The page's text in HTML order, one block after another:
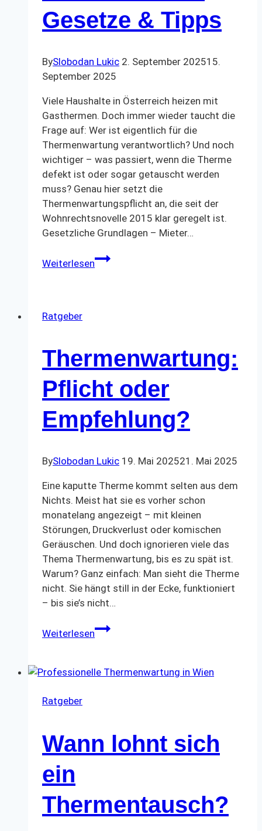
Gesetze & Tipps
BySlobodan Lukic 2. September 202515.
September 2025
Viele Haushalte in Österreich heizen mit
Gasthermen. Doch immer wieder taucht die
Frage auf: Wer ist eigentlich für die
Thermenwartung verantwortlich? Und noch
wichtiger – was passiert, wenn die Therme
defekt ist oder sogar getauscht werden
muss? Genau hier setzt die
Thermenwartungspflicht an, die seit der
Wohnrechtsnovelle 2015 klar geregelt ist.
Gesetzliche Grundlagen – Mieter…
Weiterlesen
Thermenwartungspflicht
in
Ratgeber
Thermenwartung:
Pflicht oder
Empfehlung?
BySlobodan Lukic 19. Mai 202521. Mai 2025
Eine kaputte Therme kommt selten aus dem
Nichts. Meist hat sie es vorher schon
monatelang angezeigt – mit kleinen
Störungen, Druckverlust oder komischen
Geräuschen. Und doch ignorieren viele das
Thema Thermenwartung, bis es zu spät ist.
Warum? Ganz einfach: Man sieht die Therme
nicht. Sie hängt still in der Ecke, funktioniert
– bis sie’s nicht…
Weiterlesen
Thermenwartung:
Pflicht
Empfehlung?
Ratgeber
Wann lohnt sich
ein
Thermentausch?